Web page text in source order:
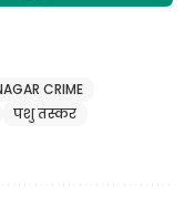
CRIME
पशु तस्कर